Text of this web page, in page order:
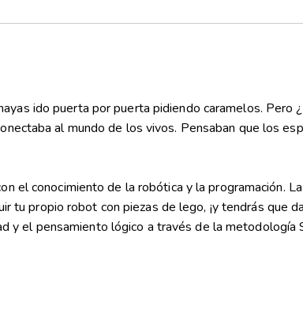
ido puerta por puerta pidiendo caramelos. Pero
al mundo de los vivos. Pensaban que los
el conocimiento de la robótica y la programación.
propio robot con piezas de lego, ¡y tendrás que
el pensamiento lógico a través de la metodología